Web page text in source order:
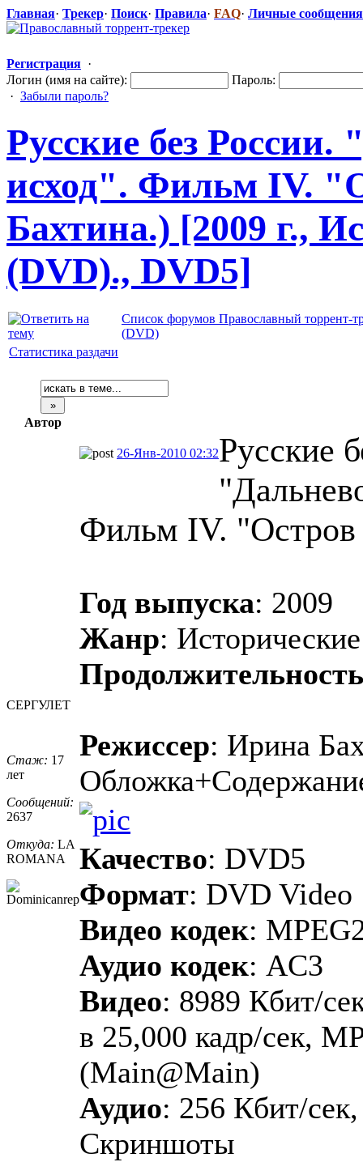
Главная· Трекер· Поиск· Правила· FAQ· Личные сообщения
Регистрация ·
Логин (имя на сайте):
Пароль:
· Забыли пароль?
Русские без России.
исход". Фильм IV.
Бахтина.) [2009 г.,
(DVD)., DVD5]
Список форумов Православный торрент-
(DVD)
Статистика раздачи
Автор
СЕРГУЛЕТ
Стаж: 17
лет
Сообщений:
2637
Откуда: LA
ROMANA
26-Янв-2010 02:32Русские
Фильм IV. "Остров
Год выпуска: 2009
Жанр:
Продолжительность
Режиссер: Ирина
Качество: DVD5
Формат: DVD Video
Видео кодек:
Аудио кодек: AC3
Видео: 8989 Кбит/
в 25,000 кадр/сек,
(Main@Main)
Аудио: 256 Кбит/
Cкриншоты